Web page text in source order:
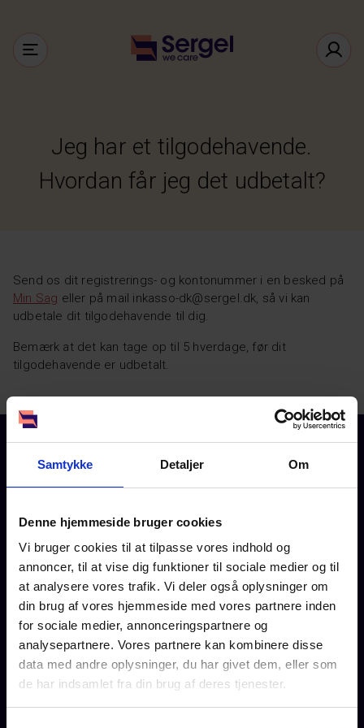
Samtykke Detaljer Om
Denne hjemmeside bruger cookies
Vi bruger cookies til at tilpasse vores indhold og
annoncer, til at vise dig funktioner til sociale medier og til
at analysere vores trafik. Vi deler også oplysninger om
din brug af vores hjemmeside med vores partnere inden
for sociale medier, annonceringspartnere og
analysepartnere. Vores partnere kan kombinere disse
data med andre oplysninger, du har givet dem, eller som
de har indsamlet fra din brug af deres tjenester.
Jeg har et tilgodehavende.
Hvordan får jeg det udbetalt?
Send os dit registrerings- og kontonummer i en besked på
Min Sag eller på mail inkasso-dk@sergel.dk, så vi kan
udbetale dit tilgodehavende til dig.
Bemærk at det kan tage op til 5 hverdage, før dit
tilgodehavende er udbetalt.
Erhverv
Services
Inkasso